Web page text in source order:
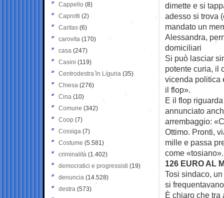
dimette e si
adesso si trova
mandato un
Alessandra,
domiciliari
Si può lasciar
potente curia, il
vicenda politica
il flop».
E il flop
annunciato
arrembaggio:
Ottimo. Pronti,
mille e passa
come
126 EURO AL
Tosi sindaco,
si
È chiaro che tra
Cappello (8)
Caprotti (2)
Caritas (6)
carovita (170)
casa (247)
Casini (119)
Centrodestra in Liguria (35)
Chiesa (276)
Cina (10)
Comune (342)
Coop (7)
Cossiga (7)
Costume (5.581)
criminalità (1.402)
democratici e progressisti (19)
denuncia (14.528)
destra (573)